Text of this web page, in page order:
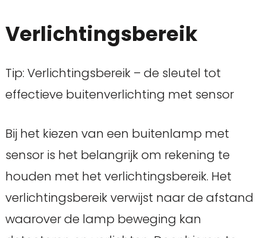
Verlichtingsbereik
Tip: Verlichtingsbereik – de sleutel tot
effectieve buitenverlichting met sensor
Bij het kiezen van een buitenlamp met
sensor is het belangrijk om rekening te
houden met het verlichtingsbereik. Het
verlichtingsbereik verwijst naar de afstand
waarover de lamp beweging kan